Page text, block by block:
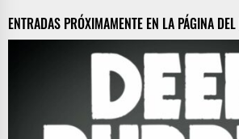
ENTRADAS PRÓXIMAMENTE EN LA PÁGINA DEL